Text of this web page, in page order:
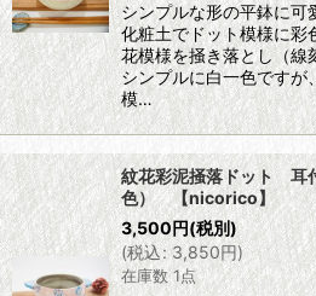
シンプルな形の平鉢に可
化粧土でドット模様に彩
花模様を掻き落とし（
シンプルに白一色ですが
模…
紋花彩泥掻落ドット 耳
色） 【nicorico】
3,500円(税別)
(税込: 3,850円)
在庫数 1点